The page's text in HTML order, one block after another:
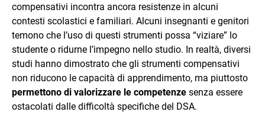
compensativi incontra ancora resistenze in alcuni
contesti scolastici e familiari. Alcuni insegnanti e genitori
temono che l’uso di questi strumenti possa “viziare” lo
studente o ridurne l’impegno nello studio. In realtà, diversi
studi hanno dimostrato che gli strumenti compensativi
non riducono le capacità di apprendimento, ma piuttosto
permettono di valorizzare le competenze senza essere
ostacolati dalle difficoltà specifiche del DSA.